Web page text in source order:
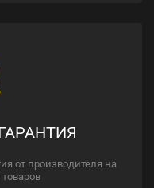
от производителя на